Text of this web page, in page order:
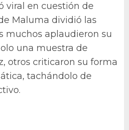
viral en cuestión de
Maluma dividió las
muchos aplaudieron su
una muestra de
otros criticaron su forma
tachándolo de